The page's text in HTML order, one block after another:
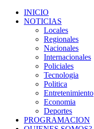
INICIO
NOTICIAS
Locales
Regionales
Nacionales
Internacionales
Policiales
Tecnologia
Politica
Entretenimiento
Economia
Deportes
PROGRAMACION